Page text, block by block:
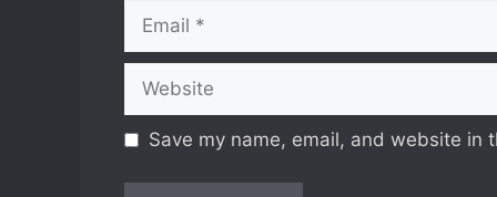
Email
Website
Save my name, email, and website in